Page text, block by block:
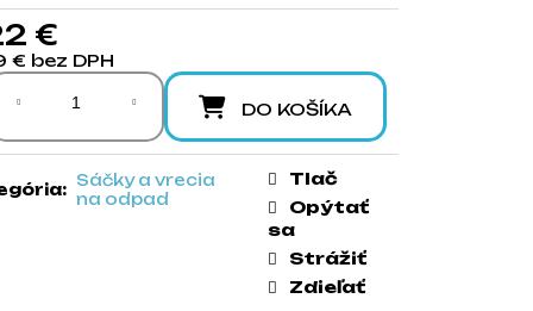
€
€ bez DPH
cena:
DO KOŠÍKA
: Sáčky a vrecia
na odpad
Tlač
Opýtať
sa
Strážiť
Zdieľať